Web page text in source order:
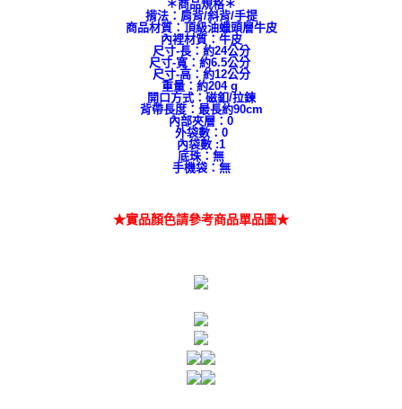
＊商品規格＊
揹法：肩背/斜背/手提
商品材質：頂級油蠟頭層牛皮
內裡材質：牛皮
尺寸-長：約24公分
尺寸-寬：約6.5公分
尺寸-高：約12公分
重量：約204 g
開口方式：磁釦/拉鍊
背帶長度：最長約90cm
內部夾層：0
外袋數：0
內袋數 :1
底珠：無
手機袋：無
★實品顏色請參考商品單品圖★